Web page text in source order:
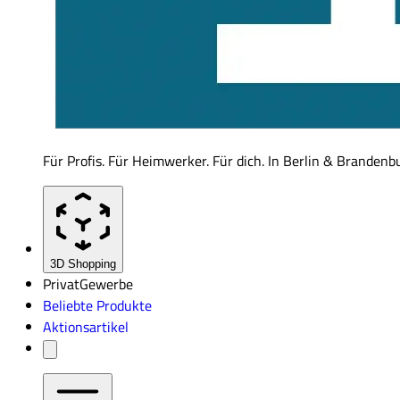
Für Profis. Für Heimwerker. Für dich. In Berlin &
3D Shopping
PrivatGewerbe
Beliebte Produkte
Aktionsartikel